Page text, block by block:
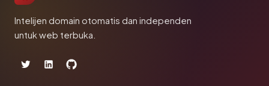
Intelijen domain otomatis dan independen
untuk web terbuka.